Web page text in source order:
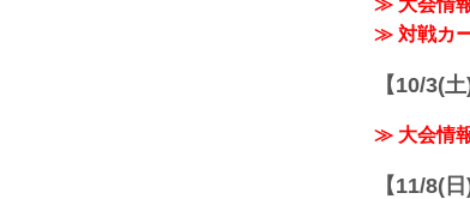
≫ 大会情
≫ 対戦カ
【10/3(
≫ 大会情
【11/8(